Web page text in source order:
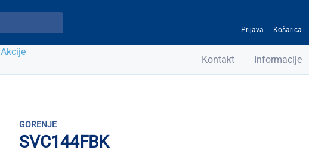
Prijava Košarica
Akcije
Kontakt Informacije
GORENJE
SVC144FBK